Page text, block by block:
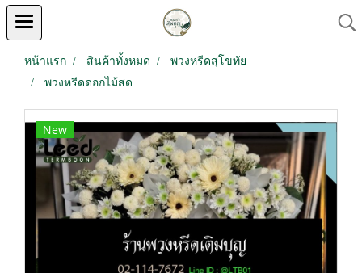
หน้าแรก สินค้าทั้งหมด
พวงหรีดสุโขทัย
พวงหรีดดอกไม้สด
New